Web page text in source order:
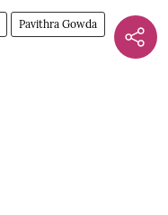
Pavithra Gowda